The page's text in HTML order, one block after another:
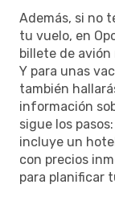
Además, si no
tu vuelo, en
billete de avión
Y para unas
también
información
sigue los
incluye un
con precios
para planificar